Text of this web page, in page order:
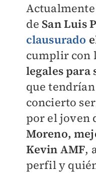
de San Luis
clausurado
cumplir con
legales para
que
concierto
por el joven
Moreno,
Kevin AMF,
perfil y